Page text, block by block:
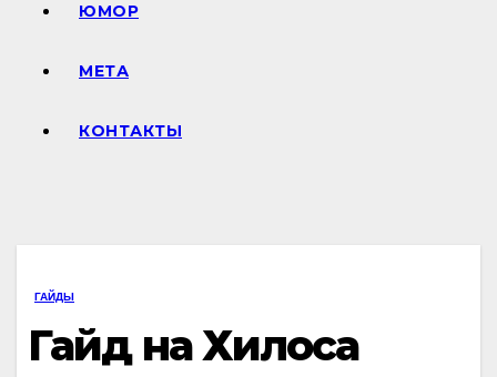
ЮМОР
МЕТА
КОНТАКТЫ
ГАЙДЫ
Гайд на Хилоса